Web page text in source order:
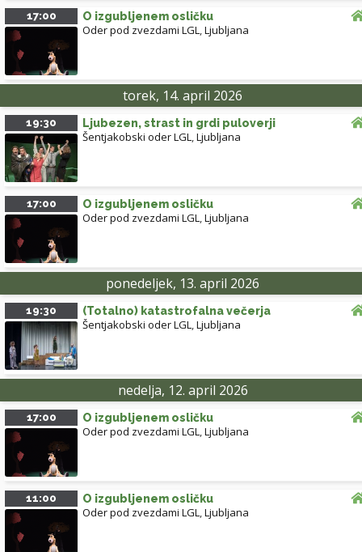
17:00 O izgubljenem osličku
Oder pod zvezdami LGL,Ljubljana
torek, 14. april 2026
19:30 Ljubezen, strast in grdi puloverji
Šentjakobski oder LGL,Ljubljana
17:00 O izgubljenem osličku
Oder pod zvezdami LGL,Ljubljana
ponedeljek, 13. april 2026
19:30 (Totalno) katastrofalna večerja
Šentjakobski oder LGL,Ljubljana
nedelja, 12. april 2026
17:00 O izgubljenem osličku
Oder pod zvezdami LGL,Ljubljana
11:00 O izgubljenem osličku
Oder pod zvezdami LGL,Ljubljana